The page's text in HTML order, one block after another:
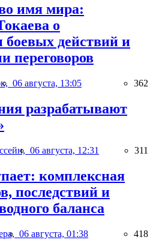
имя мира:
о
действий и
переговоров
06 августа, 13:05 362
разрабатывают
06 августа, 12:31 311
комплексная
последствий и
баланса
06 августа, 01:38 418